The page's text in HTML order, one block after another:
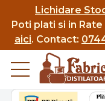
Lichidare
Poti plati si in
aici. Contact: